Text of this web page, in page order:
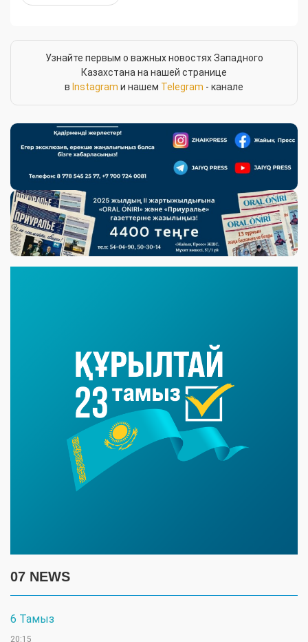
Узнайте первым о важных новостях Западного
Казахстана на нашей странице
в Instagram и нашем Telegram - канале
07 NEWS
6 Тамыз
20:15